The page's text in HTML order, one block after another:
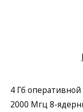
4 Гб
2000 Мгц 8-